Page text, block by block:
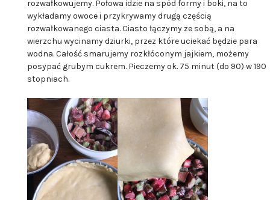
rozwałkowujemy. Połowa idzie na spód formy i boki, na to
wykładamy owoce i przykrywamy drugą częścią
rozwałkowanego ciasta. Ciasto łączymy ze sobą, a na
wierzchu wycinamy dziurki, przez które uciekać będzie para
wodna. Całość smarujemy rozkłóconym jajkiem, możemy
posypać grubym cukrem. Pieczemy ok. 75 minut (do 90) w 190
stopniach.